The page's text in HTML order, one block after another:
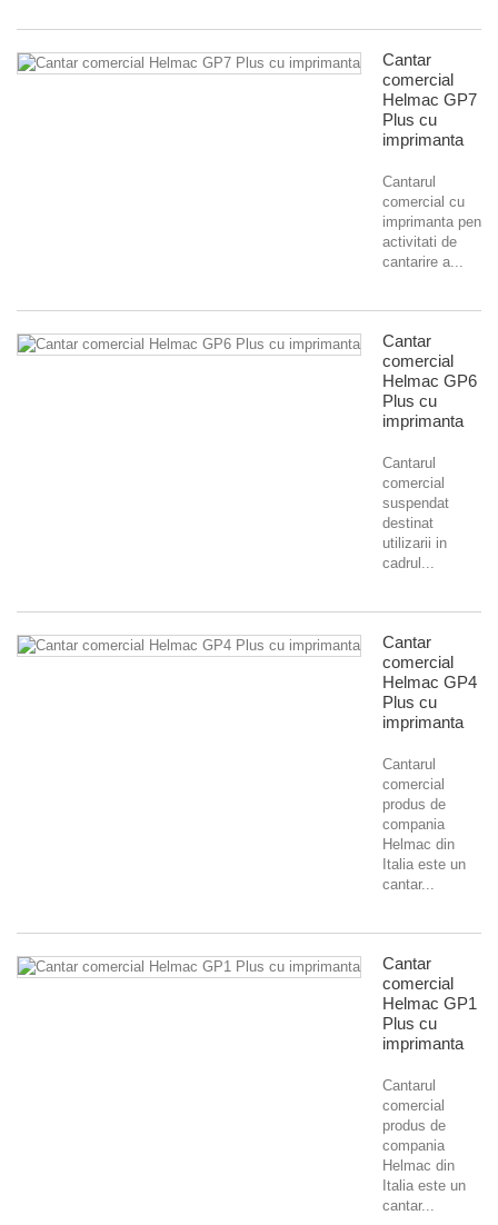
Cantar
comercial
Helmac GP7
Plus cu
imprimanta
Cantarul
comercial cu
imprimanta pentru
activitati de
cantarire a...
Cantar
comercial
Helmac GP6
Plus cu
imprimanta
Cantarul
comercial
suspendat
destinat
utilizarii in
cadrul...
Cantar
comercial
Helmac GP4
Plus cu
imprimanta
Cantarul
comercial
produs de
compania
Helmac din
Italia este un
cantar...
Cantar
comercial
Helmac GP1
Plus cu
imprimanta
Cantarul
comercial
produs de
compania
Helmac din
Italia este un
cantar...